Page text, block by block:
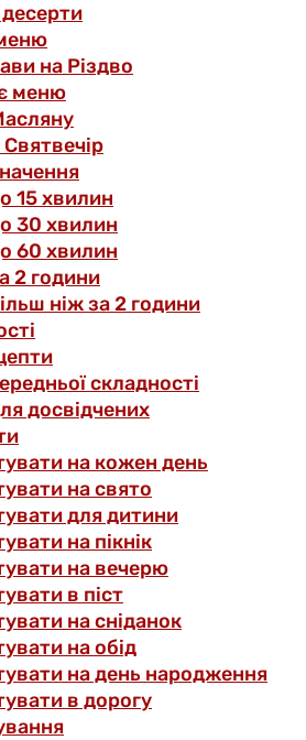
десерти
на Різдво
меню
15 хвилин
30 хвилин
60 хвилин
2 години
ніж за 2 години
складності
досвідчених
на кожен день
на свято
для дитини
на пікнік
на вечерю
в піст
на сніданок
на обід
на день народження
в дорогу